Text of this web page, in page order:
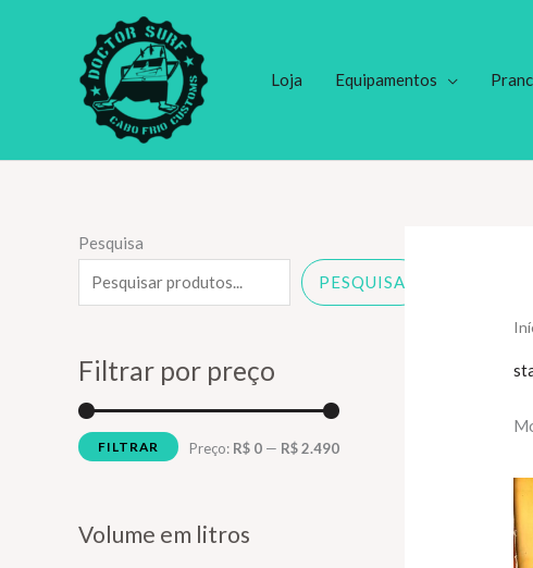
Loja Equipamentos
Pesquisa
PESQUISA
Filtrar por preço
PP
FILTRAR Preço: R$ 0 — R$ 2.490
Volume em litros